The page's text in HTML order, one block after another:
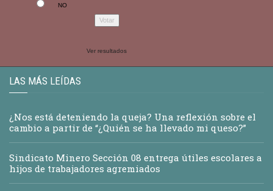
NO
Ver resultados
LAS MÁS LEÍDAS
¿Nos está deteniendo la queja? Una reflexión sobre el
cambio a partir de “¿Quién se ha llevado mi queso?”
Sindicato Minero Sección 08 entrega útiles escolares a
hijos de trabajadores agremiados